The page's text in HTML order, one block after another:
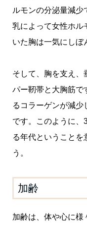
ルモンの分泌量減
乳によって女性ホル
いた胸は一気にしぼ
そして、胸を支え、
パー靭帯と大胸筋で
るコラーゲンが減
です。このように、
る年代ということを
う。
加齢
加齢は、体や心に様